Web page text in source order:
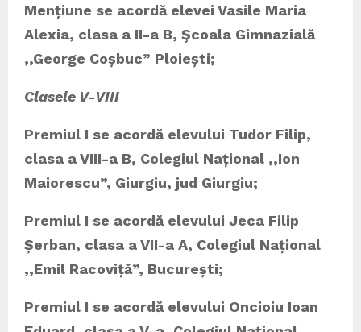
Mențiune se acordă elevei Vasile Maria
Alexia, clasa a II-a B, Şcoala Gimnazială
,,George Coșbuc” Ploiești;
Clasele V-VIII
Premiul I se acordă elevului Tudor Filip,
clasa a VIII-a B, Colegiul Național ,,Ion
Maiorescu”, Giurgiu, jud Giurgiu;
Premiul I se acordă elevului Jeca Filip
Șerban, clasa a VII-a A, Colegiul Național
,,Emil Racoviță”, București;
Premiul I se acordă elevului Oncioiu Ioan